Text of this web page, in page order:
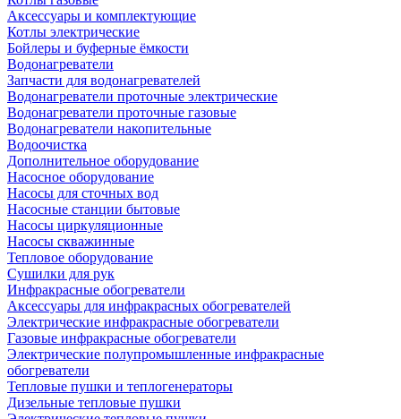
Аксессуары и комплектующие
Котлы электрические
Бойлеры и буферные ёмкости
Водонагреватели
Запчасти для водонагревателей
Водонагреватели проточные электрические
Водонагреватели проточные газовые
Водонагреватели накопительные
Водоочистка
Дополнительное оборудование
Насосное оборудование
Насосы для сточных вод
Насосные станции бытовые
Насосы циркуляционные
Насосы скважинные
Тепловое оборудование
Сушилки для рук
Инфракрасные обогреватели
Аксессуары для инфракрасных обогревателей
Электрические инфракрасные обогреватели
Газовые инфракрасные обогреватели
Электрические полупромышленные инфракрасные
обогреватели
Тепловые пушки и теплогенераторы
Дизельные тепловые пушки